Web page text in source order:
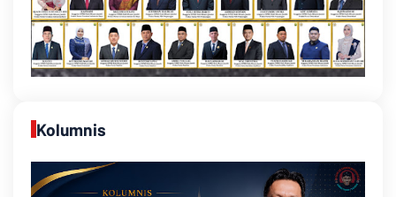
Kolumnis